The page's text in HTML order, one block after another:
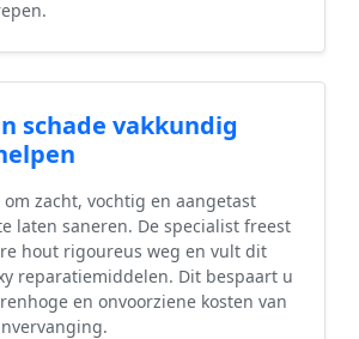
schade vakkundig
zacht, vochtig en aangetast
laten saneren. De specialist freest
hout rigoureus weg en vult dit
reparatiemiddelen. Dit bespaart u
en onvoorziene kosten van